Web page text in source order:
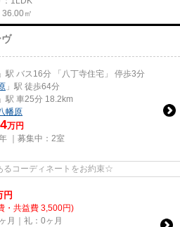
㎡
」駅 バス16分 「八丁寺住宅」 停歩3分
」駅 徒歩64分
」駅 車25分 18.2km
幡原
万円
｜募集中： 2室
コーディネートをお約束☆
円
・共益費 3,500円)
月｜礼：0ヶ月